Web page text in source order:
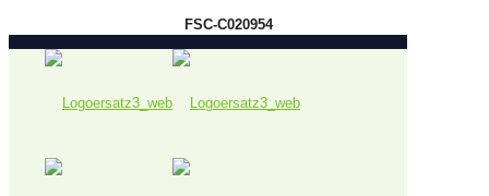
FSC-C020954